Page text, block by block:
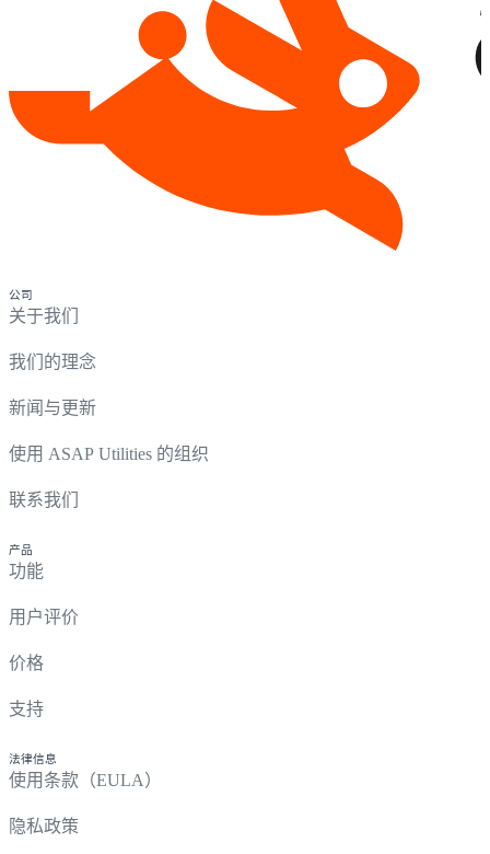
公司
关于我们
我们的理念
新闻与更新
使用 ASAP Utilities 的组织
联系我们
产品
功能
用户评价
价格
支持
法律信息
使用条款（EULA）
隐私政策